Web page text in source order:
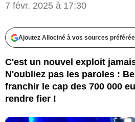
7 févr. 2025 à 17:30
Ajoutez Allociné à vos sources
C'est un nouvel exploit
N'oubliez pas les paroles :
franchir le cap des 700 000
rendre fier !